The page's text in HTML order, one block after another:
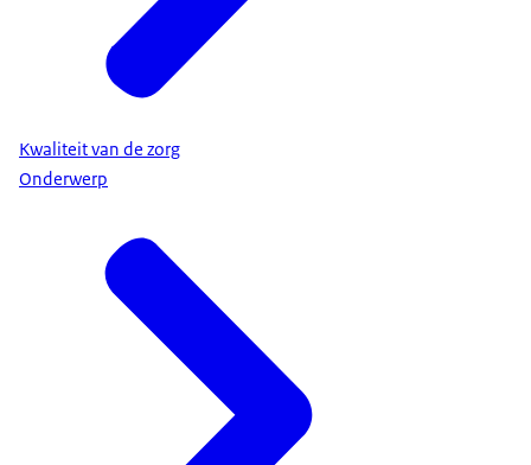
Kwaliteit van de zorg
Onderwerp